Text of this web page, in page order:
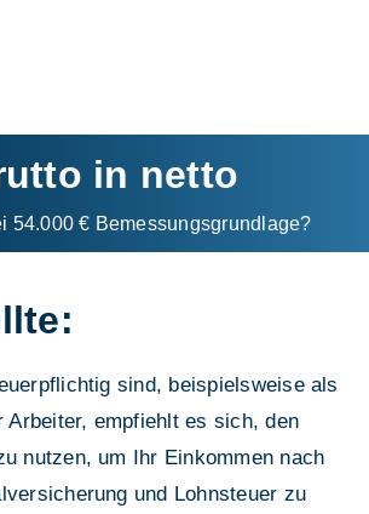
in netto
54.000 € Bemessungs­grundlage?
sind, beispielsweise als
Arbeiter, empfiehlt es sich, den
nutzen, um Ihr Einkommen nach
und Lohnsteuer zu